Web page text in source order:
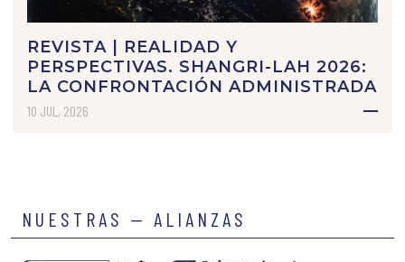
REVISTA | REALIDAD Y
PERSPECTIVAS. SHANGRI-LAH 2026:
LA CONFRONTACIÓN ADMINISTRADA
10 JUL, 2026
NUESTRAS — ALIANZAS